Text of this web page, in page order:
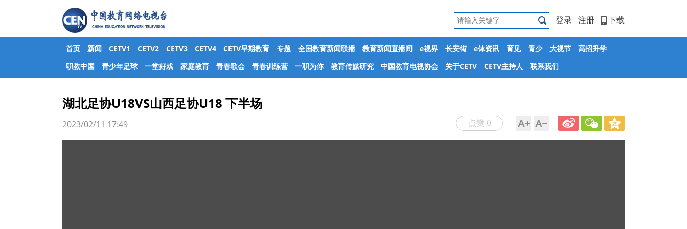
登录 注册 下载
首页 新闻 CETV1 CETV2 CETV3 CETV4 CETV早期教育 专题 全国教育新闻联播 教育新闻直播间 e视界 长安街 e体资讯 育见 青少 大视节
高招升学
职教中国
青少年足球 一堂好戏 家庭教育 青春歌会 青春训练营 一职为你 教育传媒研究 中国教育电视协会 关于CETV CETV主持人 联系我们
湖北足协U18VS山西足协U18 下半场
点赞 0
2023/02/11 17:49